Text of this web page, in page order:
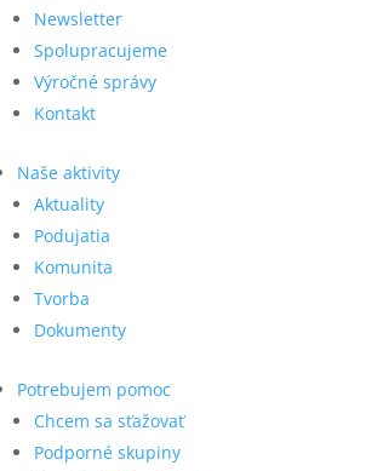
Newsletter
Spolupracujeme
Výročné správy
Kontakt
Naše aktivity
Aktuality
Podujatia
Komunita
Tvorba
Dokumenty
Potrebujem pomoc
Chcem sa sťažovať
Podporné skupiny